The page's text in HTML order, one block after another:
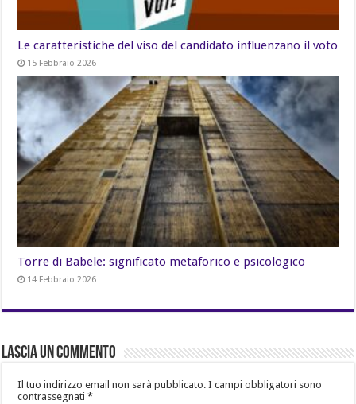
Le caratteristiche del viso del candidato influenzano il voto
15 Febbraio 2026
Torre di Babele: significato metaforico e psicologico
14 Febbraio 2026
Lascia un commento
Il tuo indirizzo email non sarà pubblicato. I campi obbligatori sono
contrassegnati*